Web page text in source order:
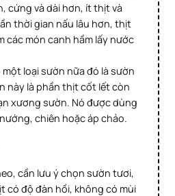
cứng và dài hơn, ít thịt và
thời gian nấu lâu hơn, thịt
các món canh hầm lấy nước
này là phần thịt cốt lết còn
xương sườn. Nó được dùng
chiên hoặc áp chảo.
có độ đàn hồi, không có mùi